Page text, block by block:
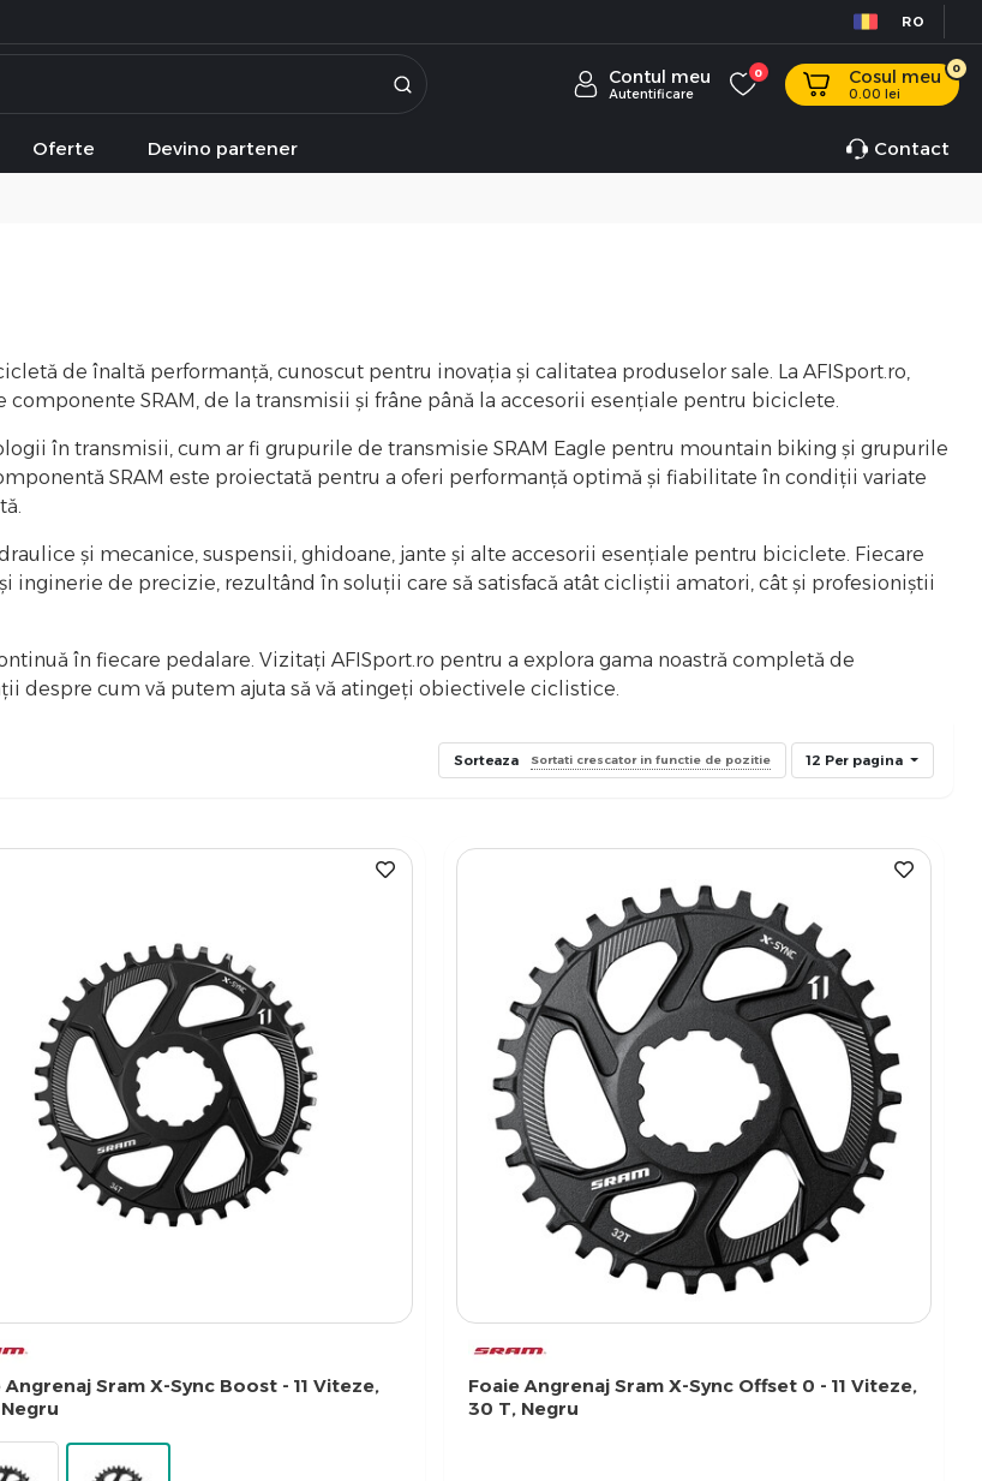
RO
Contul meu
Autentificare
0 Cosul meu
0.00 lei
0
Oferte Devino partener Contact
de înaltă performanță, cunoscut pentru inovația și calitatea produselor sale. La AFISport.ro,
SRAM, de la transmisii și frâne până la accesorii esențiale pentru biciclete.
în transmisii, cum ar fi grupurile de transmisie SRAM Eagle pentru mountain biking și grupurile
SRAM este proiectată pentru a oferi performanță optimă și fiabilitate în condiții variate
și mecanice, suspensii, ghidoane, jante și alte accesorii esențiale pentru biciclete. Fiecare
inginerie de precizie, rezultând în soluții care să satisfacă atât cicliștii amatori, cât și profesioniștii
în fiecare pedalare. Vizitați AFISport.ro pentru a explora gama noastră completă de
despre cum vă putem ajuta să vă atingeți obiectivele ciclistice.
Sorteaza Sortati crescator in functie de pozitie 12 Per pagina
Angrenaj Sram X-Sync Boost - 11 Viteze,
Foaie Angrenaj Sram X-Sync Offset 0 - 11 Viteze,
30 T, Negru